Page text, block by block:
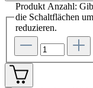
Produkt Anzahl:
die Schaltflächen
reduzieren.